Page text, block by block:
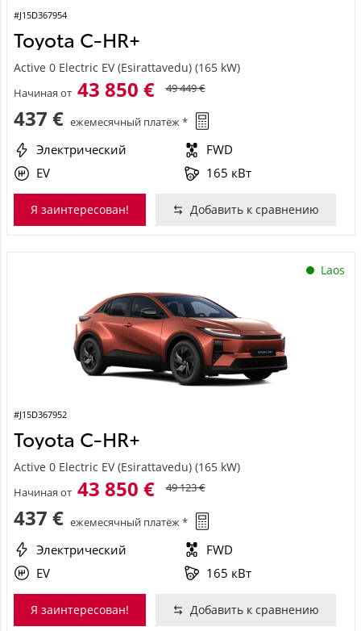
#J15D367954
Toyota C-HR+
Active 0 Electric EV (Esirattavedu) (165 kW)
Начиная от 43 850 € 49 449 €
437 € ежемесячный платёж *
Электрический
FWD
EV
165 кВт
Я заинтересован! Добавить к сравнению
Laos
#J15D367952
Toyota C-HR+
Active 0 Electric EV (Esirattavedu) (165 kW)
Начиная от 43 850 € 49 123 €
437 € ежемесячный платёж *
Электрический
FWD
EV
165 кВт
Я заинтересован! Добавить к сравнению